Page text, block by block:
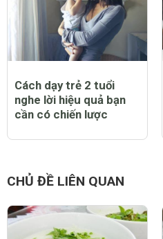
Cách dạy trẻ 2 tuổi
nghe lời hiệu quả bạn
cần có chiến lược
CHỦ ĐỀ LIÊN QUAN